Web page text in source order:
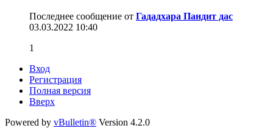
Последнее сообщение от Гададхара Пандит дас
03.03.2022 10:40
1
Вход
Регистрация
Полная версия
Вверх
Powered by vBulletin® Version 4.2.0